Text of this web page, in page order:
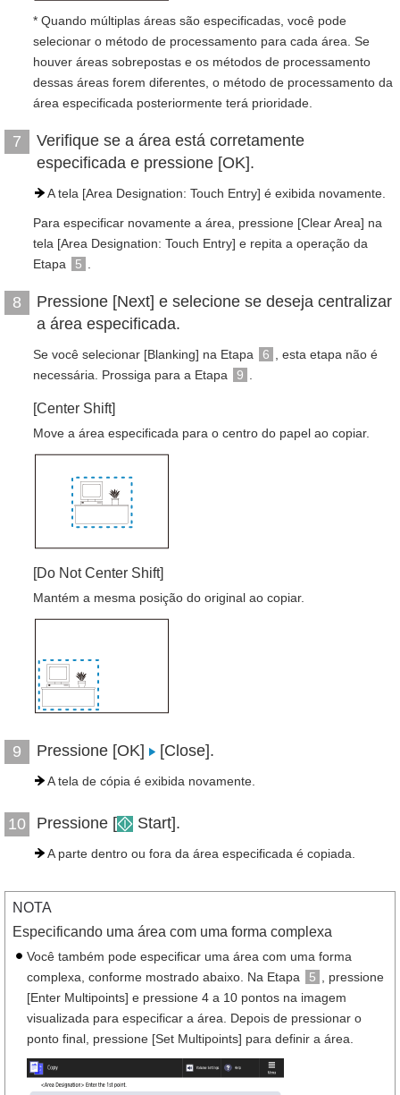
* Quando múltiplas áreas são especificadas, você pode
selecionar o método de processamento para cada área. Se
houver áreas sobrepostas e os métodos de processamento
dessas áreas forem diferentes, o método de processamento da
área especificada posteriormente terá prioridade.
7
Verifique se a área está corretamente
especificada e pressione [OK].
A tela [Area Designation: Touch Entry] é exibida novamente.
Para especificar novamente a área, pressione [Clear Area] na
tela [Area Designation: Touch Entry] e repita a operação da
Etapa
5
8
Pressione [Next] e selecione se deseja centralizar
a área especificada.
Se você selecionar [Blanking] na Etapa 6
, esta etapa não é
necessária. Prossiga para a Etapa
9
[Center Shift]
Move a área especificada para o centro do papel ao copiar.
[Do Not Center Shift]
Mantém a mesma posição do original ao copiar.
9 Pressione [OK] [Close].
A tela de cópia é exibida novamente.
10 Pressione [ Start].
A parte dentro ou fora da área especificada é copiada.
NOTA
Especificando uma área com uma forma complexa
Você também pode especificar uma área com uma forma
complexa, conforme mostrado abaixo. Na Etapa
5
, pressione
[Enter Multipoints] e pressione 4 a 10 pontos na imagem
visualizada para especificar a área. Depois de pressionar o
ponto final, pressione [Set Multipoints] para definir a área.